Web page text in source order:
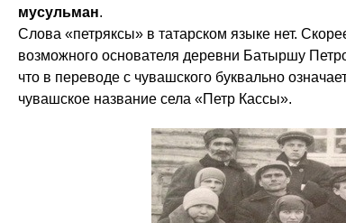
мусульман.
Слова «петряксы» в татарском языке нет.
возможного основателя деревни Батыршу
что в переводе с чувашского буквально
чувашское название села «Петр Кассы».